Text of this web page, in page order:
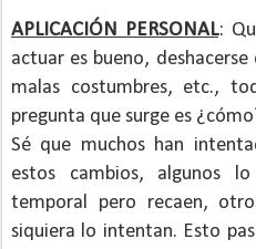
APLICACIÓN PERSONAL:
actuar es bueno,
malas costumbres, etc.,
pregunta que surge es ¿cómo
Sé que muchos han
estos cambios, algunos
temporal pero recaen,
siquiera lo intentan. Esto